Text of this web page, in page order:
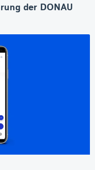
der DONAU